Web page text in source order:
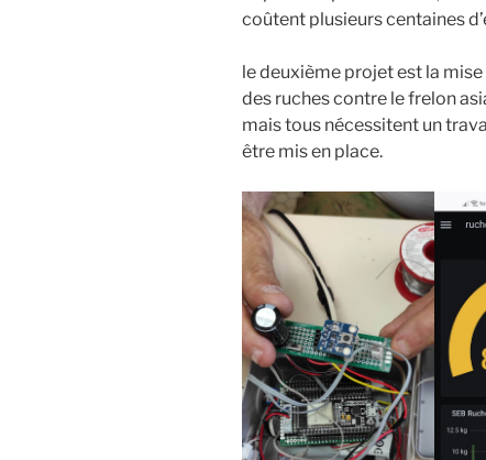
coûtent plusieurs centaines
le deuxième projet est la
des ruches contre le frelon
mais tous nécessitent un
être mis en place.